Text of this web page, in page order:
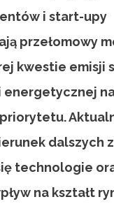
i start-upy
przełomowy
kwestie emisji
dalszych
technologie
na kształt